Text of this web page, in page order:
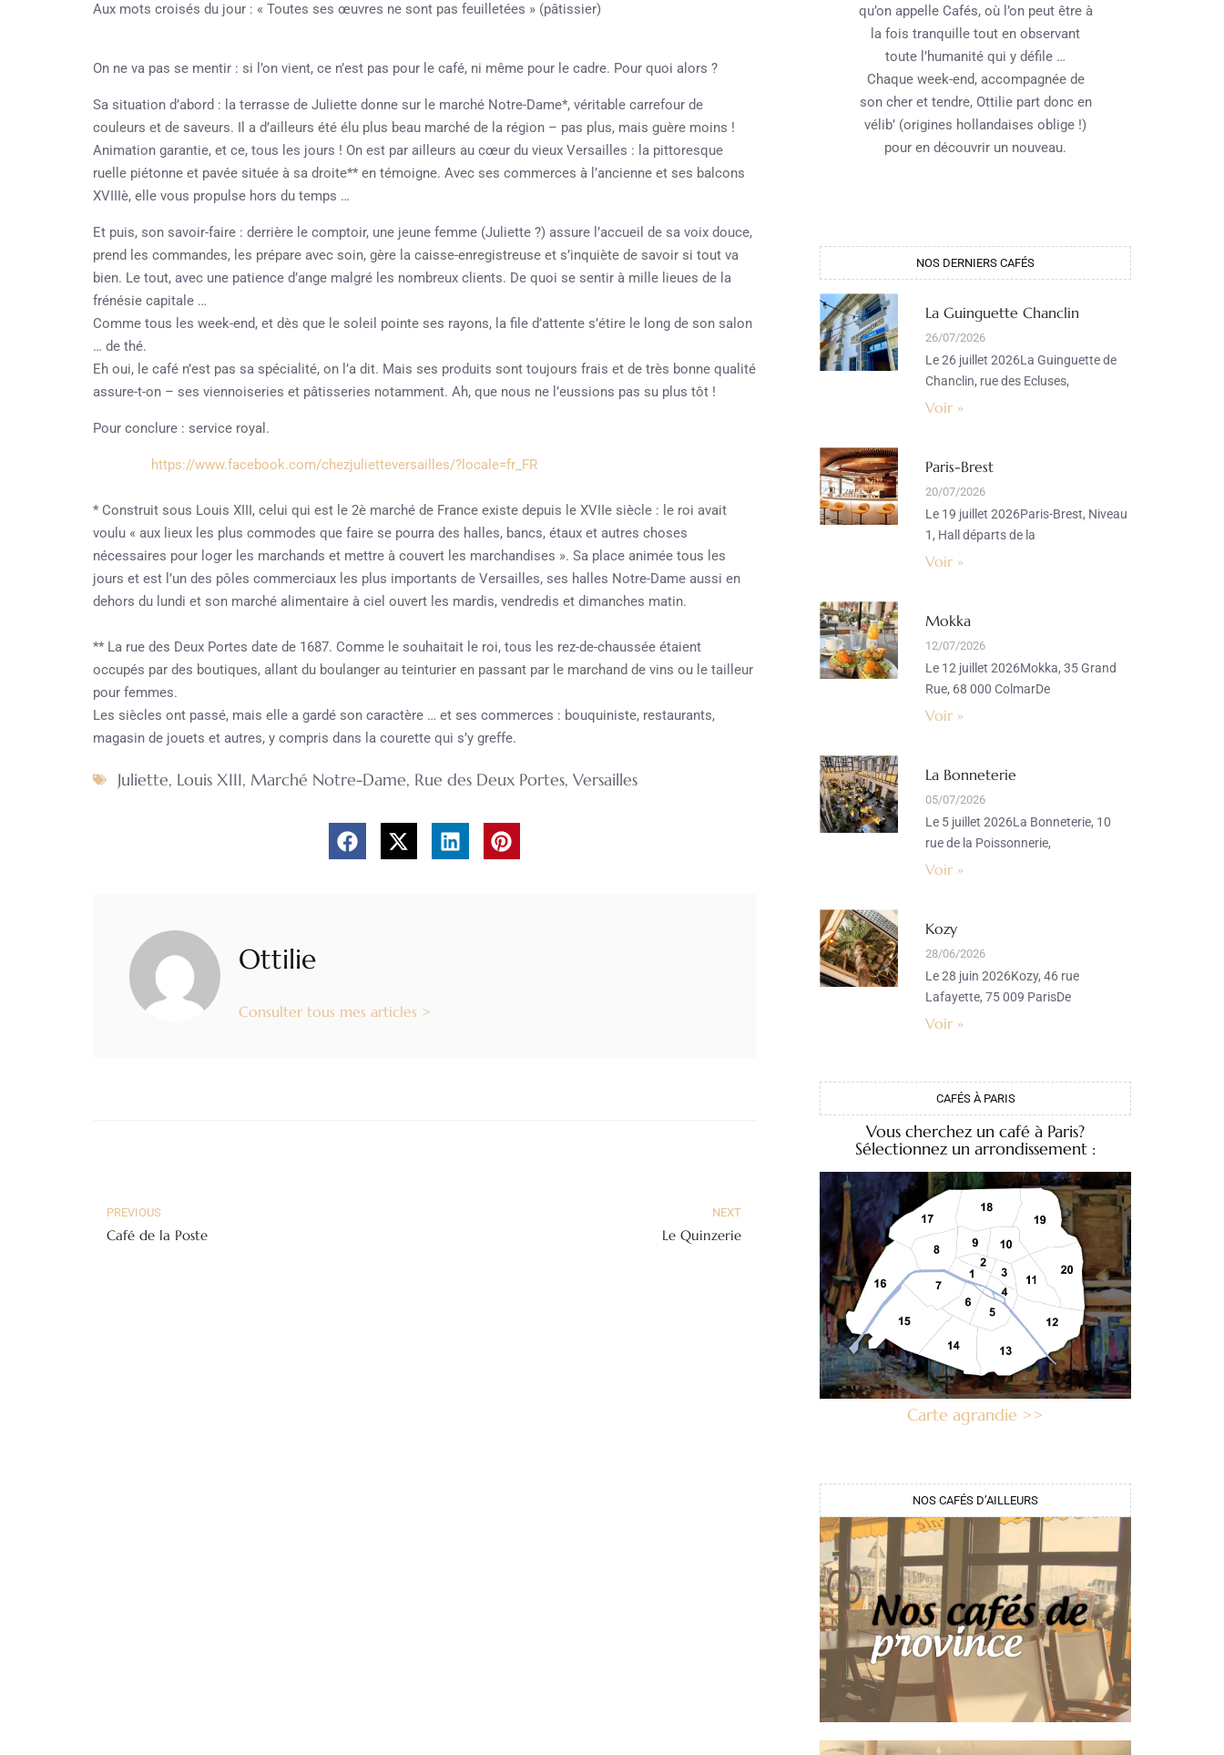
Aux mots croisés du jour : « Toutes ses œuvres ne sont pas feuilletées » (pâtissier)
On ne va pas se mentir : si l’on vient, ce n’est pas pour le café, ni même pour le cadre. Pour quoi alors ?
Sa situation d’abord : la terrasse de Juliette donne sur le marché Notre-Dame*, véritable carrefour de
couleurs et de saveurs. Il a d’ailleurs été élu plus beau marché de la région – pas plus, mais guère moins !
Animation garantie, et ce, tous les jours ! On est par ailleurs au cœur du vieux Versailles : la pittoresque
ruelle piétonne et pavée située à sa droite** en témoigne. Avec ses commerces à l’ancienne et ses balcons
XVIIIè, elle vous propulse hors du temps …
Et puis, son savoir-faire : derrière le comptoir, une jeune femme (Juliette ?) assure l’accueil de sa voix douce,
prend les commandes, les prépare avec soin, gère la caisse-enregistreuse et s’inquiète de savoir si tout va
bien. Le tout, avec une patience d’ange malgré les nombreux clients. De quoi se sentir à mille lieues de la
frénésie capitale …
Comme tous les week-end, et dès que le soleil pointe ses rayons, la file d’attente s’étire le long de son salon
… de thé.
Eh oui, le café n’est pas sa spécialité, on l’a dit. Mais ses produits sont toujours frais et de très bonne qualité
assure-t-on – ses viennoiseries et pâtisseries notamment. Ah, que nous ne l’eussions pas su plus tôt !
Pour conclure : service royal.
https://www.facebook.com/chezjulietteversailles/?locale=fr_FR
* Construit sous Louis XIII, celui qui est le 2è marché de France existe depuis le XVIIe siècle : le roi avait
voulu « aux lieux les plus commodes que faire se pourra des halles, bancs, étaux et autres choses
nécessaires pour loger les marchands et mettre à couvert les marchandises ». Sa place animée tous les
jours et est l’un des pôles commerciaux les plus importants de Versailles, ses halles Notre-Dame aussi en
dehors du lundi et son marché alimentaire à ciel ouvert les mardis, vendredis et dimanches matin.
** La rue des Deux Portes date de 1687. Comme le souhaitait le roi, tous les rez-de-chaussée étaient
occupés par des boutiques, allant du boulanger au teinturier en passant par le marchand de vins ou le tailleur
pour femmes.
Les siècles ont passé, mais elle a gardé son caractère … et ses commerces : bouquiniste, restaurants,
magasin de jouets et autres, y compris dans la courette qui s’y greffe.
Juliette, Louis XIII, Marché Notre-Dame, Rue des Deux Portes, Versailles
Ottilie
Consulter tous mes articles >
PREVIOUS
Café de la Poste
NEXT
Le Quinzerie
qu’on appelle Cafés, où l’on peut être à
la fois tranquille tout en observant
toute l’humanité qui y défile …
Chaque week-end, accompagnée de
son cher et tendre, Ottilie part donc en
vélib’ (origines hollandaises oblige !)
pour en découvrir un nouveau.
NOS DERNIERS CAFÉS
La Guinguette Chanclin
26/07/2026
Le 26 juillet 2026La Guinguette de
Chanclin, rue des Ecluses,
Voir »
Paris-Brest
20/07/2026
Le 19 juillet 2026Paris-Brest, Niveau
1, Hall départs de la
Voir »
Mokka
12/07/2026
Le 12 juillet 2026Mokka, 35 Grand
Rue, 68 000 ColmarDe
Voir »
La Bonneterie
05/07/2026
Le 5 juillet 2026La Bonneterie, 10
rue de la Poissonnerie,
Voir »
Kozy
28/06/2026
Le 28 juin 2026Kozy, 46 rue
Lafayette, 75 009 ParisDe
Voir »
CAFÉS À PARIS
Vous cherchez un café à Paris?
Sélectionnez un arrondissement :
Carte agrandie >>
NOS CAFÉS D’AILLEURS